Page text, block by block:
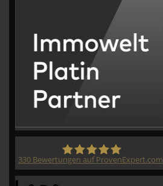
330 Bewertungen auf ProvenExpert.com